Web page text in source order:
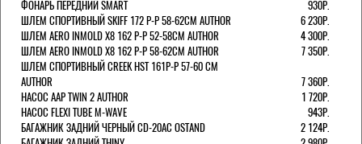
ФОНАРЬ ПЕРЕДНИЙ SMART
930Р.
ШЛЕМ СПОРТИВНЫЙ SKIFF 172 Р-Р 58-62СМ AUTHOR
6 230Р.
ШЛЕМ AERO INMOLD X8 162 Р-Р 52-58СМ AUTHOR
4 300Р.
ШЛЕМ AERO INMOLD X8 162 Р-Р 58-62СМ AUTHOR
7 350Р.
ШЛЕМ СПОРТИВНЫЙ CREEK HST 161Р-Р 57-60 СМ
AUTHOR
7 360Р.
НАСОС AAP TWIN 2 AUTHOR
1 720Р.
НАСОС FLEXI TUBE M-WAVE
943Р.
БАГАЖНИК ЗАДНИЙ ЧЕРНЫЙ СD-20AC OSTAND
2 124Р.